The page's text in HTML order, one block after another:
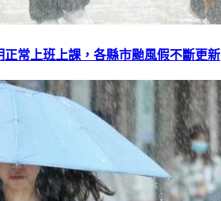
常上班上課，各縣市颱風假不斷更新